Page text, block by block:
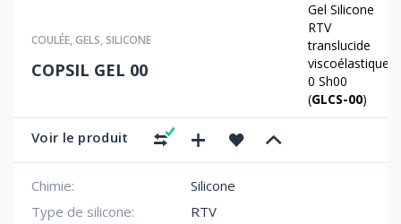
COULÉE,GELS,SILICONE
COPSIL GEL 00
Gel Silicone
RTV
translucide
viscoélastique
0 Sh00
(GLCS-00)
Voir le produit
Chimie:
Silicone
Type de silicone:
RTV